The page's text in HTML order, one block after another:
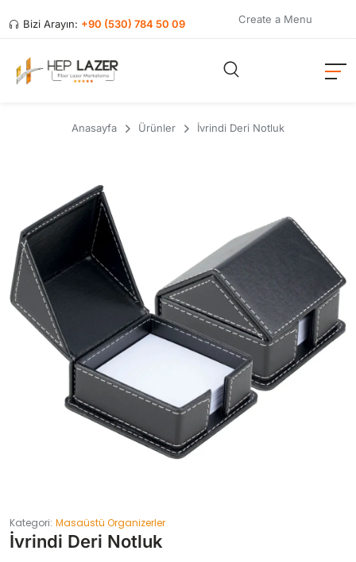
Bizi Arayın: +90 (530) 784 50 09 Create a Menu
Anasayfa Ürünler İvrindi Deri Notluk
Kategori: Masaüstü Organizerler
İvrindi Deri Notluk